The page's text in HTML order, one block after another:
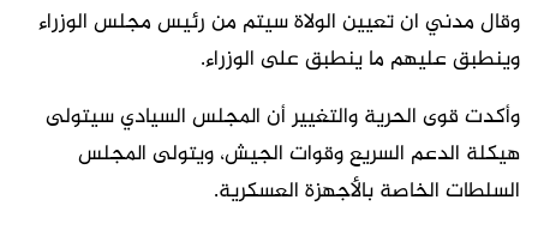
وقال مدني ان تعيين الولاة سيتم من رئيس مجلس الوزراء
وينطبق عليهم ما ينطبق على الوزراء.
وأكدت قوى الحرية والتغيير أن المجلس السيادي سيتولى
هيكلة الدعم السريع وقوات الجيش، ويتولى المجلس
السلطات الخاصة بالأجهزة العسكرية.